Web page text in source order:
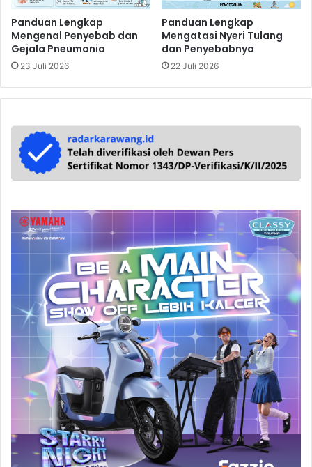
Panduan Lengkap
Mengenal Penyebab dan
Gejala Pneumonia
23 Juli 2026
Panduan Lengkap
Mengatasi Nyeri Tulang
dan Penyebabnya
22 Juli 2026